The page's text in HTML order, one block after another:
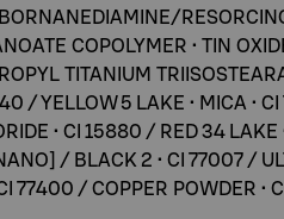
COPOLYMER • TIN
TITANIUM
/ YELLOW 5 LAKE • MICA •
• CI 15880 / RED 34
/ BLACK 2 • CI 77007 /
77400 / COPPER POWDER